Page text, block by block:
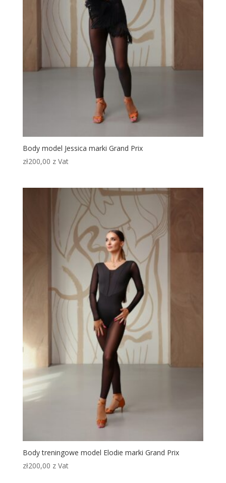
Body model Jessica marki Grand Prix
zł200,00 z Vat
Body treningowe model Elodie marki Grand Prix
zł200,00 z Vat